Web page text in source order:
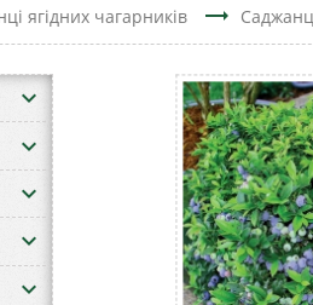
ягідних чагарників trending_flat
keyboard_arrow_down
keyboard_arrow_down
keyboard_arrow_down
keyboard_arrow_down
keyboard_arrow_down